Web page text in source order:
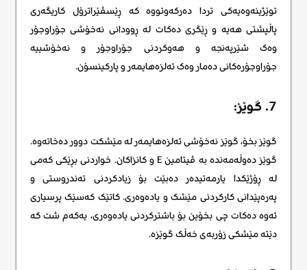
توێژینەوەیەکی تردا دەرکەوتووە کە ڕێسڤێراترۆل کاریگەری
پاڵپشتی هەیە و ڕێگری دەکات لە ڕوودانی نەخۆشی جۆراوجۆر
وەک شێرپەنجە و هەوکردنی جۆراوجۆر و نەخۆشییە
جۆراوجۆرەکانی دەمار وەک ئەلزەهایمەر و پارکینسۆن.
7. گوێز:
گوێز بخۆ، گوێز نەخۆشی ئەلزەهایمەر لە مێشکت دوور دەخاتەوە.
گوێز دەوڵەمەندە بە ڤیتامین E و کانزاکان. خواردنی بڕێکی کەمی
لە ڕۆژێکدا یارمەتیدەر دەبێت بۆ زیادکردنی تەندروستی و
پەرەپێدانی کارکردنی مێشک و یادەوەری. کاتێک کەسێک پرسیاری
ئەوە دەکات چی بخۆین بۆ باشترکردنی یادەوەری، یەکەم شت کە
دێتە مێشکی زۆربەی خەڵک گوێزە.